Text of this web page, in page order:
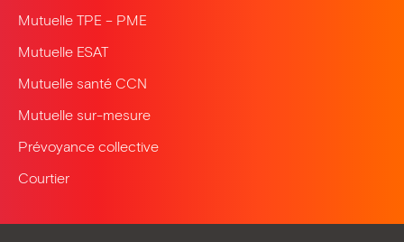
Mutuelle TPE – PME
Mutuelle ESAT
Mutuelle santé CCN
Mutuelle sur-mesure
Prévoyance collective
Courtier